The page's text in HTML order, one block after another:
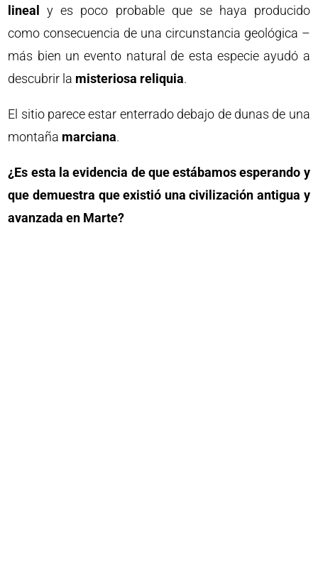
lineal
y es poco probable que se haya producido
como consecuencia de una circunstancia geológica –
más bien un evento natural de esta especie ayudó a
descubrir la misteriosa reliquia.
El sitio parece estar enterrado debajo de dunas de una
montaña marciana.
¿Es esta la evidencia de que estábamos esperando y
que demuestra que existió una civilización antigua y
avanzada en Marte?